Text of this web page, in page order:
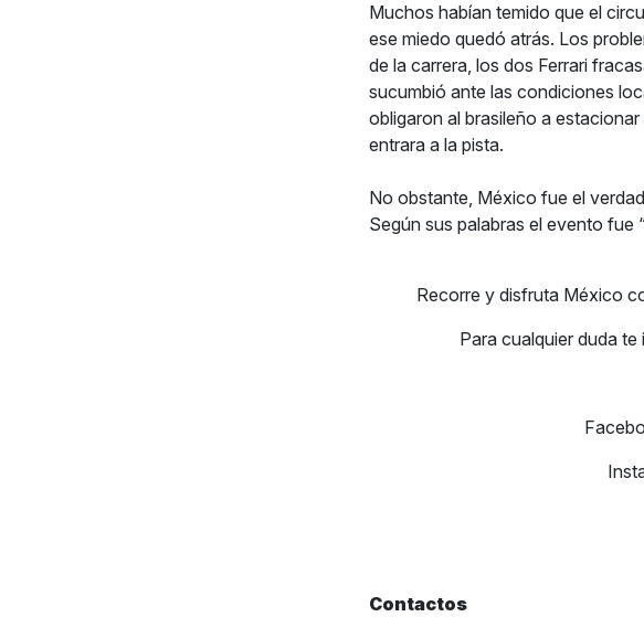
Muchos habían temido que el
ese miedo quedó atrás. Los
de la carrera, los dos Ferrari
sucumbió ante las condiciones
obligaron al brasileño a
entrara a la pista.
No obstante, México fue el
Según sus palabras el evento fue
Recorre y disfruta México
Para cualquier duda
Contactos